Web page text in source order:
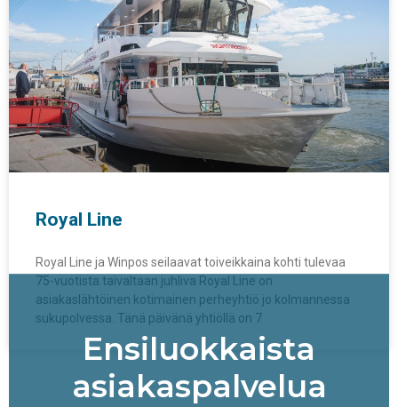
Royal Line
Royal Line ja Winpos seilaavat toiveikkaina kohti tulevaa
75-vuotista taivaltaan juhliva Royal Line on
asiakaslähtöinen kotimainen perheyhtiö jo kolmannessa
sukupolvessa. Tänä päivänä yhtiöllä on 7
Ensiluokkaista
asiakaspalvelua